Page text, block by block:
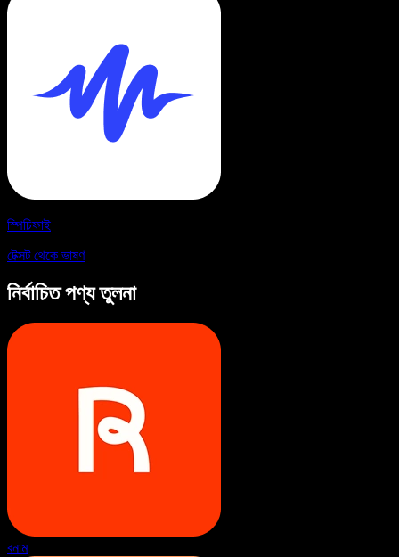
স্পিচিফাই
টেক্সট থেকে ভাষণ
নির্বাচিত পণ্য তুলনা
বনাম